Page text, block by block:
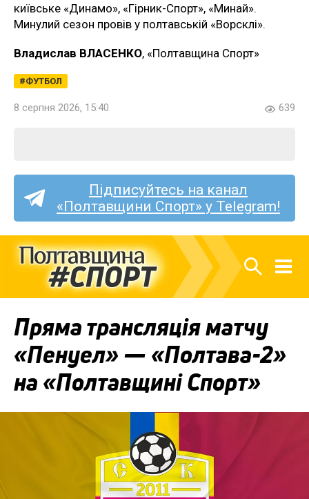
київське «Динамо», «Гірник-Спорт», «Минай».
Минулий сезон провів у полтавській «Ворсклі».
Владислав ВЛАСЕНКО, «Полтавщина Спорт»
ФУТБОЛ
8 серпня 2026, 15:40 639
Підписуйтесь на канал
«Полтавщини Спорт» у Telegram!
Пряма трансляція матчу
«Пенуел» — «Полтава-2»
на «Полтавщині Спорт»